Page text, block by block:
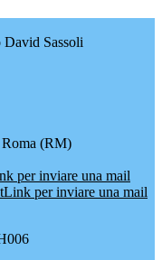
Sassoli
(RM)
per inviare una mail
Link per inviare una mail